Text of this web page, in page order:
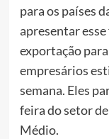
para os países
apresentar
exportação
empresários
semana. Eles
feira do setor
Médio.